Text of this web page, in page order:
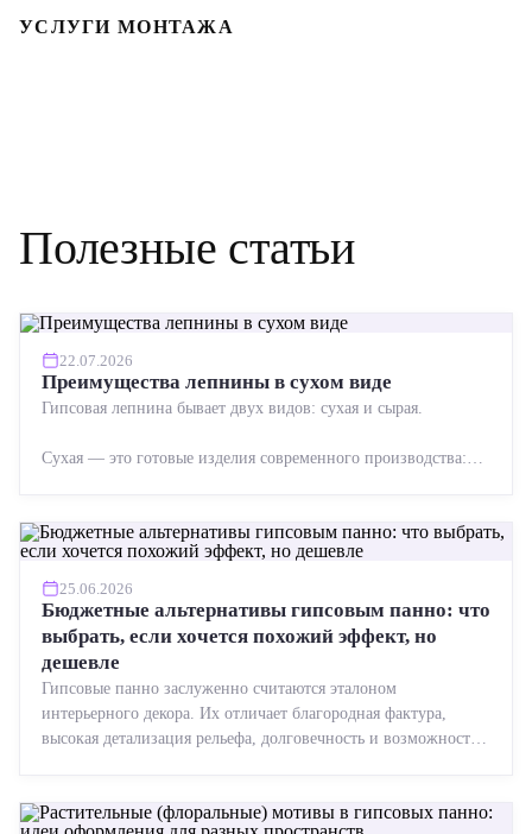
УСЛУГИ МОНТАЖА
Полезные статьи
22.07.2026
Преимущества лепнины в сухом виде
Гипсовая лепнина бывает двух видов: сухая и сырая.
Сухая — это готовые изделия современного производства:
25.06.2026
Бюджетные альтернативы гипсовым панно: что
выбрать, если хочется похожий эффект, но
дешевле
Гипсовые панно заслуженно считаются эталоном
интерьерного декора. Их отличает благородная фактура,
высокая детализация рельефа, долговечность и возможность